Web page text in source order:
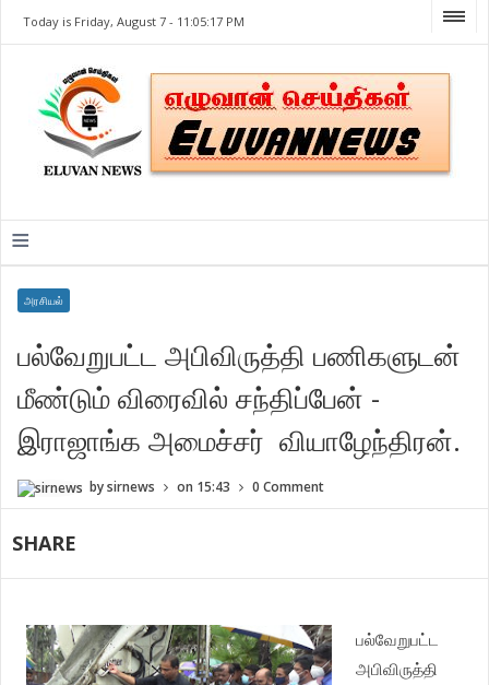
Today is Friday, August 7 - 11:05:17 PM
≡
அரசியல்
பல்வேறுபட்ட அபிவிருத்தி பணிகளுடன்
மீண்டும் விரைவில் சந்திப்பேன் -
இராஜாங்க அமைச்சர் வியாழேந்திரன்.
bysirnews on 15:43 0 Comment
SHARE
பல்வேறுபட்ட
அபிவிருத்தி